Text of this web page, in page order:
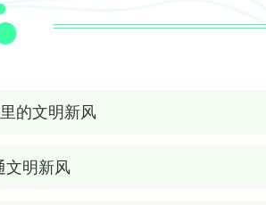
的文明新风
文明新风